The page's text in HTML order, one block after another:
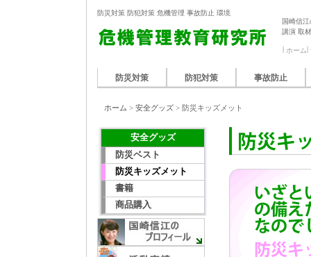
防災対策 防犯対策 危機管理 事故防止 環境
国崎信
講演 取
ホーム
防災対策 防犯対策 事故防止
ホーム > 安全グッズ > 防災キッズメット
安全グッズ
防災ベスト
防災キッズメット
書籍
商品購入